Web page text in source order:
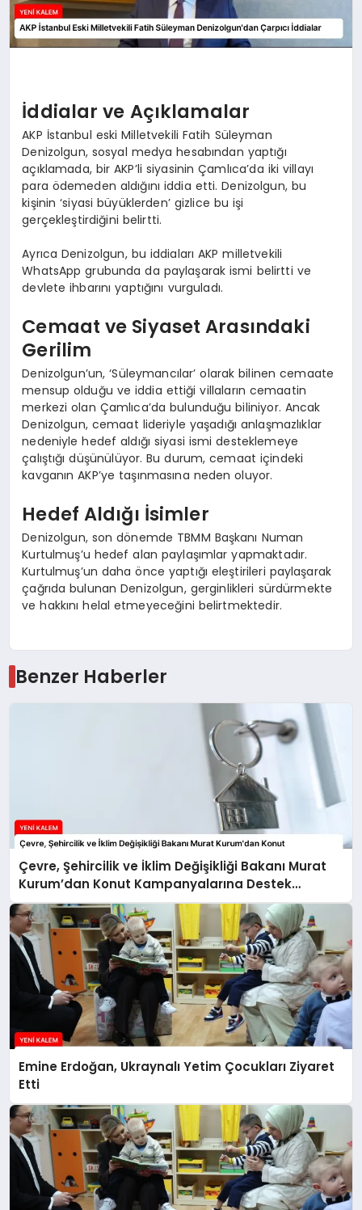
İddialar ve Açıklamalar
AKP İstanbul eski Milletvekili Fatih Süleyman
Denizolgun, sosyal medya hesabından yaptığı
açıklamada, bir AKP’li siyasinin Çamlıca’da iki villayı
para ödemeden aldığını iddia etti. Denizolgun, bu
kişinin ‘siyasi büyüklerden’ gizlice bu işi
gerçekleştirdiğini belirtti.
Ayrıca Denizolgun, bu iddiaları AKP milletvekili
WhatsApp grubunda da paylaşarak ismi belirtti ve
devlete ihbarını yaptığını vurguladı.
Cemaat ve Siyaset Arasındaki
Gerilim
Denizolgun’un, ‘Süleymancılar’ olarak bilinen cemaate
mensup olduğu ve iddia ettiği villaların cemaatin
merkezi olan Çamlıca’da bulunduğu biliniyor. Ancak
Denizolgun, cemaat lideriyle yaşadığı anlaşmazlıklar
nedeniyle hedef aldığı siyasi ismi desteklemeye
çalıştığı düşünülüyor. Bu durum, cemaat içindeki
kavganın AKP’ye taşınmasına neden oluyor.
Hedef Aldığı İsimler
Denizolgun, son dönemde TBMM Başkanı Numan
Kurtulmuş’u hedef alan paylaşımlar yapmaktadır.
Kurtulmuş’un daha önce yaptığı eleştirileri paylaşarak
çağrıda bulunan Denizolgun, gerginlikleri sürdürmekte
ve hakkını helal etmeyeceğini belirtmektedir.
Benzer Haberler
Çevre, Şehircilik ve İklim Değişikliği Bakanı Murat
Kurum’dan Konut Kampanyalarına Destek
Açıklaması
Emine Erdoğan, Ukraynalı Yetim Çocukları Ziyaret
Etti